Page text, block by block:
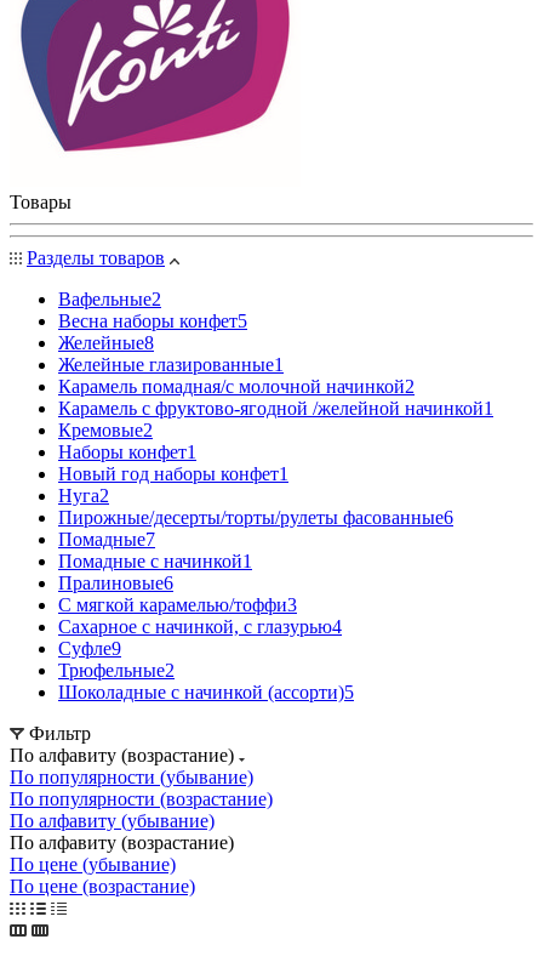
Товары
Разделы товаров
Вафельные2
Весна наборы конфет5
Желейные8
Желейные глазированные1
Карамель помадная/с молочной начинкой2
Карамель с фруктово-ягодной /желейной начинкой1
Кремовые2
Наборы конфет1
Новый год наборы конфет1
Нуга2
Пирожные/десерты/торты/рулеты фасованные6
Помадные7
Помадные с начинкой1
Пралиновые6
С мягкой карамелью/тоффи3
Сахарное с начинкой, с глазурью4
Суфле9
Трюфельные2
Шоколадные с начинкой (ассорти)5
Фильтр
По алфавиту (возрастание)
По популярности (убывание)
По популярности (возрастание)
По алфавиту (убывание)
По алфавиту (возрастание)
По цене (убывание)
По цене (возрастание)